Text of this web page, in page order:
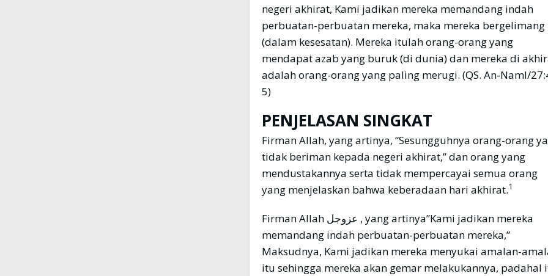
negeri akhirat, Kami jadikan mereka memandang indah
perbuatan-perbuatan mereka, maka mereka bergelimang
(dalam kesesatan). Mereka itulah orang-orang yang
mendapat azab yang buruk (di dunia) dan mereka di
adalah orang-orang yang paling merugi. (QS. An-Naml/
5)
PENJELASAN SINGKAT
Firman Allah, yang artinya, “Sesungguhnya orang-orang
tidak beriman kepada negeri akhirat,” dan orang yang
mendustakannya serta tidak mempercayai semua orang
yang menjelaskan bahwa keberadaan hari akhirat.1
Firman Allah عزوجل , yang artinya”Kami jadikan mereka
memandang indah perbuatan-perbuatan mereka,”
Maksudnya, Kami jadikan mereka menyukai amalan-
itu sehingga mereka akan gemar melakukannya, padahal